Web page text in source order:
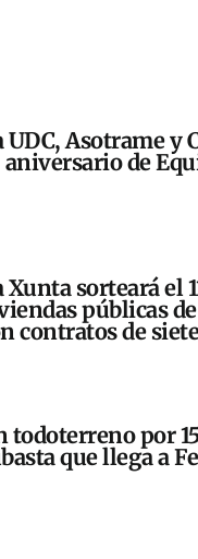
UDC, Asotrame y
aniversario de
Xunta sorteará el
públicas
contratos de
todoterreno por
que llega a